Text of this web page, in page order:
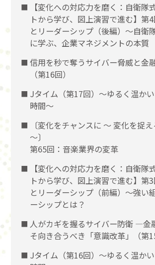
【変化への対応力を磨く：自衛隊
トから学び、図上演習で進む】第
とリーダーシップ（後編）〜自衛
に学ぶ、企業マネジメントの本質
信用を秒で奪うサイバー脅威と金
（第16回）
Jタイム（第17回）～ゆるく温か
時間～
〔変化をチャンスに 〜 変化を捉
〜〕
第65回：音楽業界の変革
【変化への対応力を磨く：自衛隊
トから学び、図上演習で進む】第
とリーダーシップ（前編）〜強い
ーシップとは？
人がカギを握るサイバー防衛 ―金
そ向き合うべき「意識改革」（第
Jタイム（第16回）～ゆるく温か